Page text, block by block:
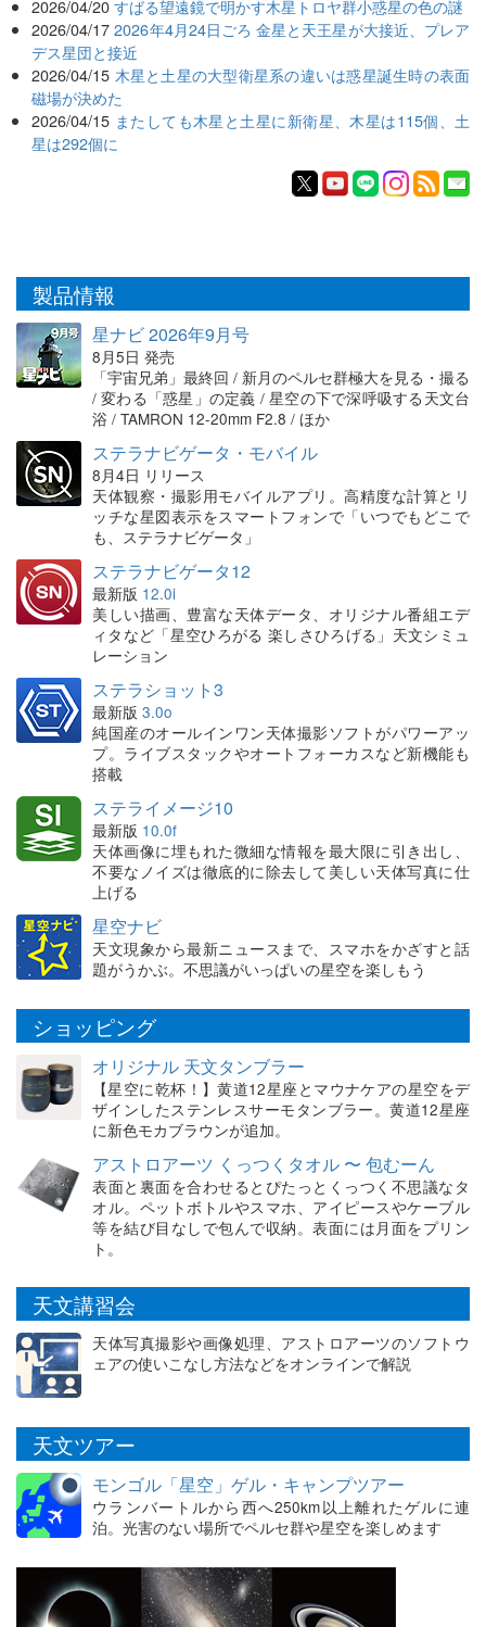
2026/04/20 すばる望遠鏡で明かす木星トロヤ群小惑星の色の謎
2026/04/17 2026年4月24日ごろ 金星と天王星が大接近、プレア
デス星団と接近
2026/04/15 木星と土星の大型衛星系の違いは惑星誕生時の表面
磁場が決めた
2026/04/15 またしても木星と土星に新衛星、木星は115個、土
星は292個に
製品情報
星ナビ 2026年9月号
8月5日 発売
「宇宙兄弟」最終回 / 新月のペルセ群極大を見る・撮る
/ 変わる「惑星」の定義 / 星空の下で深呼吸する天文台
浴 / TAMRON 12-20mm F2.8 / ほか
ステラナビゲータ・モバイル
8月4日 リリース
天体観察・撮影用モバイルアプリ。高精度な計算とリ
ッチな星図表示をスマートフォンで「いつでもどこで
も、ステラナビゲータ」
ステラナビゲータ12
最新版 12.0i
美しい描画、豊富な天体データ、オリジナル番組エデ
ィタなど「星空ひろがる 楽しさひろげる」天文シミュ
レーション
ステラショット3
最新版 3.0o
純国産のオールインワン天体撮影ソフトがパワーアッ
プ。ライブスタックやオートフォーカスなど新機能も
搭載
ステライメージ10
最新版 10.0f
天体画像に埋もれた微細な情報を最大限に引き出し、
不要なノイズは徹底的に除去して美しい天体写真に仕
上げる
星空ナビ
天文現象から最新ニュースまで、スマホをかざすと話
題がうかぶ。不思議がいっぱいの星空を楽しもう
ショッピング
オリジナル 天文タンブラー
【星空に乾杯！】黄道12星座とマウナケアの星空をデ
ザインしたステンレスサーモタンブラー。黄道12星座
に新色モカブラウンが追加。
アストロアーツ くっつくタオル 〜 包むーん
表面と裏面を合わせるとぴたっとくっつく不思議なタ
オル。ペットボトルやスマホ、アイピースやケーブル
等を結び目なしで包んで収納。表面には月面をプリン
ト。
天文講習会
天体写真撮影や画像処理、アストロアーツのソフトウ
ェアの使いこなし方法などをオンラインで解説
天文ツアー
モンゴル「星空」ゲル・キャンプツアー
ウランバートルから西へ250km以上離れたゲルに連
泊。光害のない場所でペルセ群や星空を楽しめます